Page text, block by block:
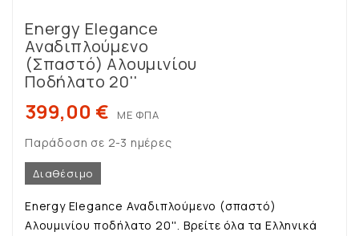
Energy Elegance
Αναδιπλούμενο
(σπαστό) Αλουμινίου
Ποδήλατο 20''
399,00 € ΜΕ ΦΠΑ
Παράδοση σε 2-3 ημέρες
Διαθέσιμο
Energy Elegance Αναδιπλούμενο (σπαστό)
Αλουμινίου ποδήλατο 20''. Βρείτε όλα τα Ελληνικά